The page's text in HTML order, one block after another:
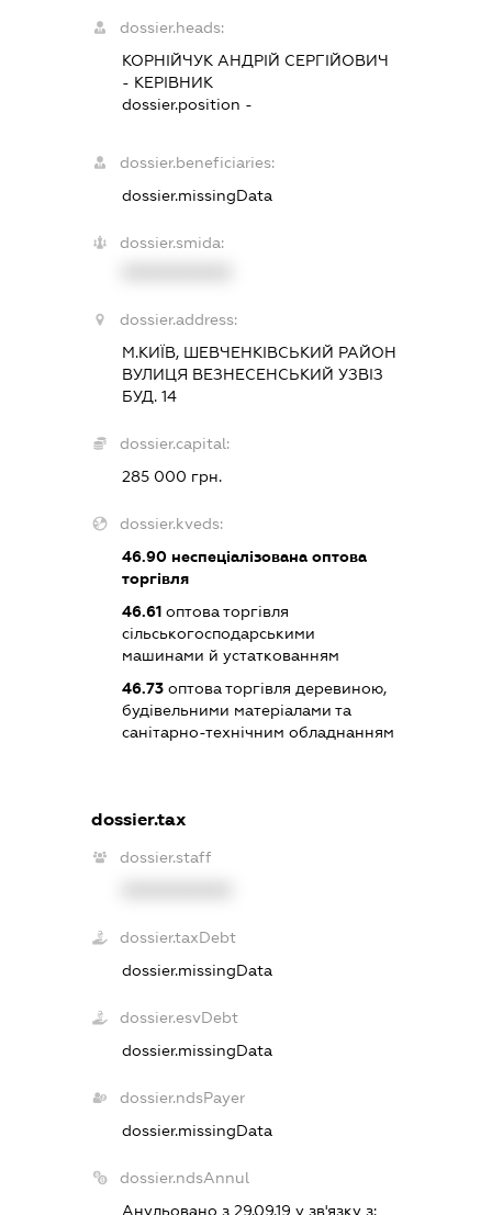
dossier.heads:
КОРНІЙЧУК АНДРІЙ СЕРГІЙОВИЧ
- КЕРІВНИК
dossier.position -
dossier.beneficiaries:
dossier.missingData
dossier.smida:
dossier.address:
М.КИЇВ, ШЕВЧЕНКІВСЬКИЙ РАЙОН
ВУЛИЦЯ ВЕЗНЕСЕНСЬКИЙ УЗВІЗ
БУД. 14
dossier.capital:
285 000 грн.
dossier.kveds:
46.90 неспеціалізована оптова
торгівля
46.61 оптова торгівля
сільськогосподарськими
машинами й устаткованням
46.73 оптова торгівля деревиною,
будівельними матеріалами та
санітарно-технічним обладнанням
dossier.tax
dossier.staff
dossier.taxDebt
dossier.missingData
dossier.esvDebt
dossier.missingData
dossier.ndsPayer
dossier.missingData
dossier.ndsAnnul
Анульовано з 29.09.19 у зв'язку з: